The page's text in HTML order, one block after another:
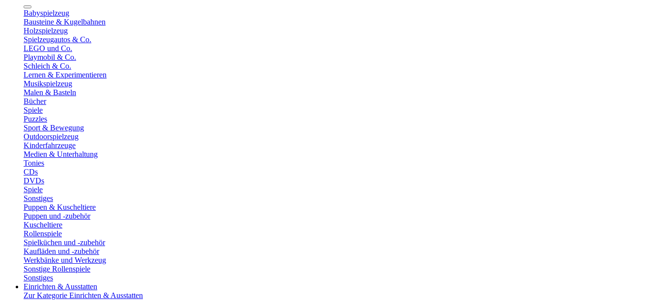
Babyspielzeug
Bausteine & Kugelbahnen
Holzspielzeug
Spielzeugautos & Co.
LEGO und Co.
Playmobil & Co.
Schleich & Co.
Lernen & Experimentieren
Musikspielzeug
Malen & Basteln
Bücher
Spiele
Puzzles
Sport & Bewegung
Outdoorspielzeug
Kinderfahrzeuge
Medien & Unterhaltung
Tonies
CDs
DVDs
Spiele
Sonstiges
Puppen & Kuscheltiere
Puppen und -zubehör
Kuscheltiere
Rollenspiele
Spielküchen und -zubehör
Kaufläden und -zubehör
Werkbänke und Werkzeug
Sonstige Rollenspiele
Sonstiges
Einrichten & Ausstatten
Zur Kategorie Einrichten & Ausstatten